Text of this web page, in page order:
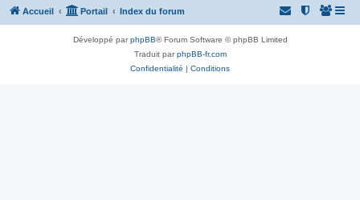
Accueil Portail Index du forum
Développé parphpBB® Forum Software © phpBB Limited
Traduit parphpBB-fr.com
Confidentialité | Conditions